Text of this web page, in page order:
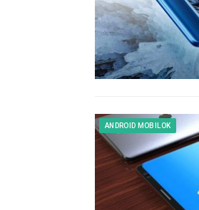
ANDROID MOBILOK